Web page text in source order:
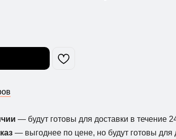
— будут готовы для доставки в течение
— выгоднее по цене, но будут готовы для